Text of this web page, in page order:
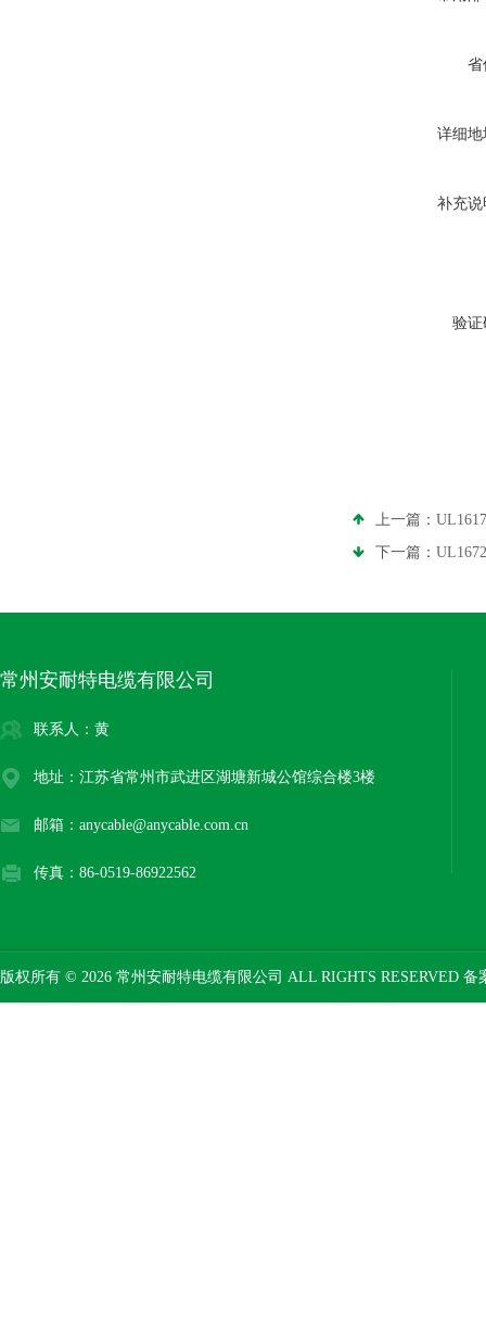
省
详细地
补充说
验证
上一篇：
下一篇：
常州安耐特电缆有限公司
联系人：黄
地址：江苏省常州市武进区湖塘新城公馆综合楼3楼
邮箱：anycable@anycable.com.cn
传真：86-0519-86922562
版权所有 © 2026 常州安耐特电缆有限公司 ALL RIGHTS RESERVED 备